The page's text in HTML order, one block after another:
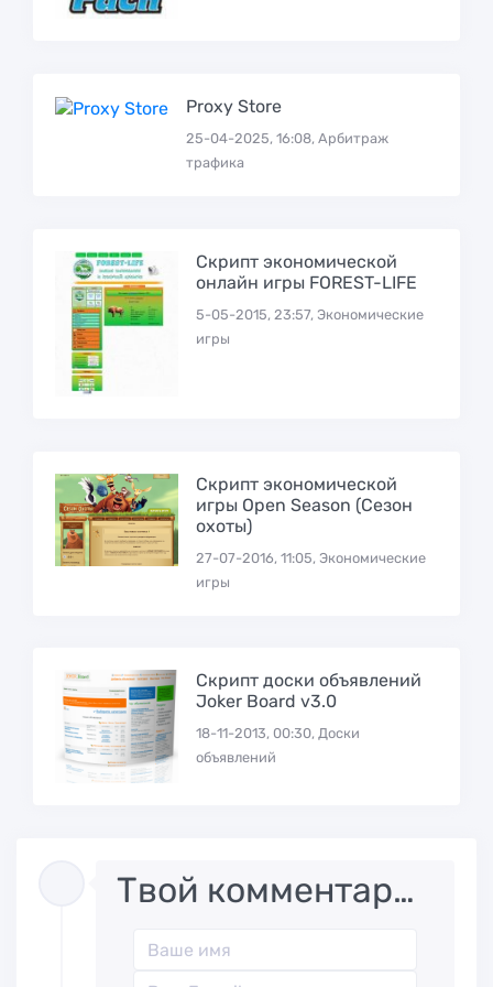
Proxy Store
25-04-2025, 16:08, Арбитраж
трафика
Скрипт экономической
онлайн игры FOREST-LIFE
5-05-2015, 23:57, Экономические
игры
Скрипт экономической
игры Open Season (Сезон
охоты)
27-07-2016, 11:05, Экономические
игры
Скрипт доски объявлений
Joker Board v3.0
18-11-2013, 00:30, Доски
объявлений
Твой комментарий..